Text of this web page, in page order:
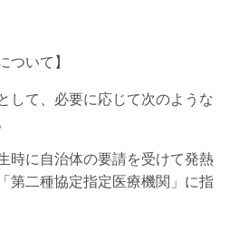
ついて】
して、必要に応じて次のような
時に自治体の要請を受けて発熱
第二種協定指定医療機関」に指